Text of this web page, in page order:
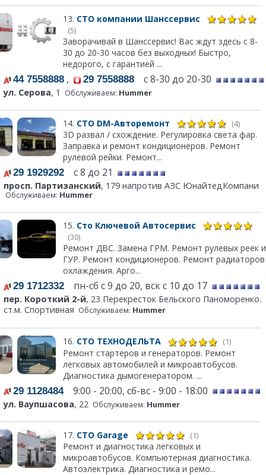
13. СТО компании Шанссервис
(5)
Заворачивай в Шанссервис! Вас ждут здесь с 8-
30 до 20-30 часов без выходных! Быстро,
недорого, с гарантией ...
44 7558888 , 29 7558888 с 8-30 до 20-30
ул. Серова, 1 Обслуживаем: Hummer
14. СТО DM-Авторемонт (4)
3D развал / схождение. Регулировка света фар.
Заправка и ремонт кондиционеров. Ремонт
рулевой рейки. Ремонт...
29 1929292 с 8 до 21
просп. Партизанский, 179 напротив АЗС ЮнайтедКомпани
Обслуживаем: Hummer
15. Сто Ключевой Автосервис
(30)
Ремонт ДВС. Замена ГРМ. Ремонт рулевых реек и
ГУР. Ремонт кондиционеров. Ремонт радиаторов
охлаждения. Арго...
29 1712332 пн-сб с 9 до 20, вск с 10 до 17
пер. Короткий 2-й, 23 Перекресток Бельского Паноморенко.
ст.м. Спортивная Обслуживаем: Hummer
16. СТО ТЕХНОДЕЛЬТА (1)
Ремонт стартеров и генераторов. Ремонт
легковых автомобилей и микроавтобусов.
Диагностика дымогенератором. ...
29 11284849:00 - 20:00, сб-вс - 9:00 - 18:00
ул. Ваупшасова, 22 Обслуживаем: Hummer
17. СТО Garage (1)
Ремонт и диагностика легковых и
микроавтобусов. Компьютерная диагностика.
Автоэлектрика. Диагностика и ремо...